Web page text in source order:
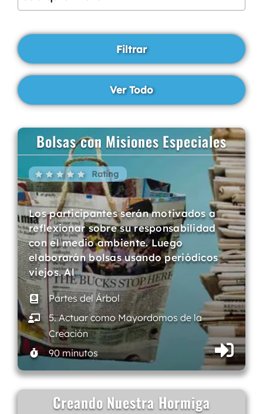
Bolsas con Misiones Especiales
Rating
Los participantes serán motivados a
reflexionar sobre su responsabilidad
con el medio ambiente. Luego
elaborarán bolsas usando periódicos
viejos. Al…
Partes del Árbol
5. Actuar como Mayordomos de la
Creación
90 minutos
Creando Nuestra Hormiga